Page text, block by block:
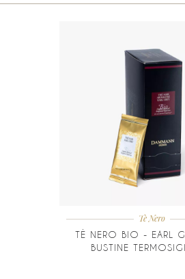
Tè Nero
TÈ NERO BIO - EARL
BUSTINE